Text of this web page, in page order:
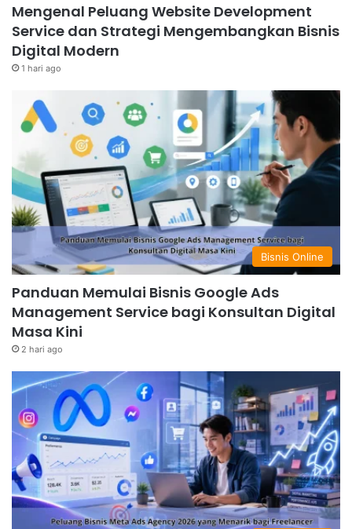
Mengenal Peluang Website Development
Service dan Strategi Mengembangkan Bisnis
Digital Modern
1 hari ago
Bisnis Online
Panduan Memulai Bisnis Google Ads
Management Service bagi Konsultan Digital
Masa Kini
2 hari ago